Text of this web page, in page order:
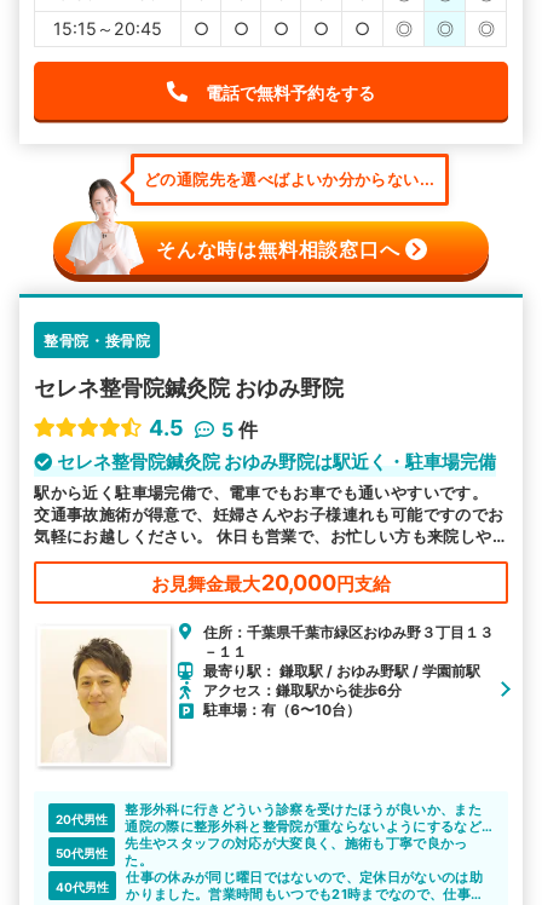
15:15～20:45
○ ○ ○ ○ ○ ◎ ◎ ◎
電話で無料予約をする
どの通院先を選べばよいか分からない...
そんな時は無料相談窓口へ
整骨院・接骨院
セレネ整骨院鍼灸院 おゆみ野院
4.5
5 件
セレネ整骨院鍼灸院 おゆみ野院は駅近く・駐車場完備
駅から近く駐車場完備で、電車でもお車でも通いやすいです。
交通事故施術が得意で、妊婦さんやお子様連れも可能ですのでお
気軽にお越しください。 休日も営業で、お忙しい方も来院しや
すい環境で皆様のお越しをお待ちしております。
お見舞金最大20,000円支給
住所：千葉県千葉市緑区おゆみ野３丁目１３
－１１
最寄り駅： 鎌取駅 / おゆみ野駅 / 学園前駅
アクセス：鎌取駅から徒歩6分
駐車場：有（6〜10台）
20代男性
整形外科に行きどういう診察を受けたほうが良いか、また
通院の際に整形外科と整骨院が重ならないようにするなど
細かな情報も教えていただきました。
交通事故後の通院をスムーズに行うことができ、適切な処
置で症状も軽快しました。
50代男性
先生やスタッフの対応が大変良く、施術も丁寧で良かっ
た。
40代男性
仕事の休みが同じ曜日ではないので、定休日がないのは助
かりました。営業時間もいつでも21時までなので、仕事が